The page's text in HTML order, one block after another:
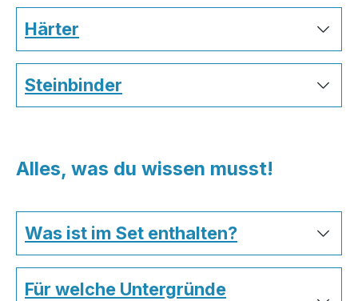
Härter
Steinbinder
Alles, was du wissen musst!
Was ist im Set enthalten?
Für welche Untergründe